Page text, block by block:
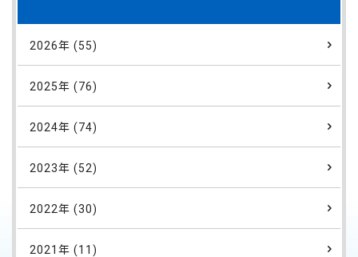
2026年 (55)
2025年 (76)
2024年 (74)
2023年 (52)
2022年 (30)
2021年 (11)